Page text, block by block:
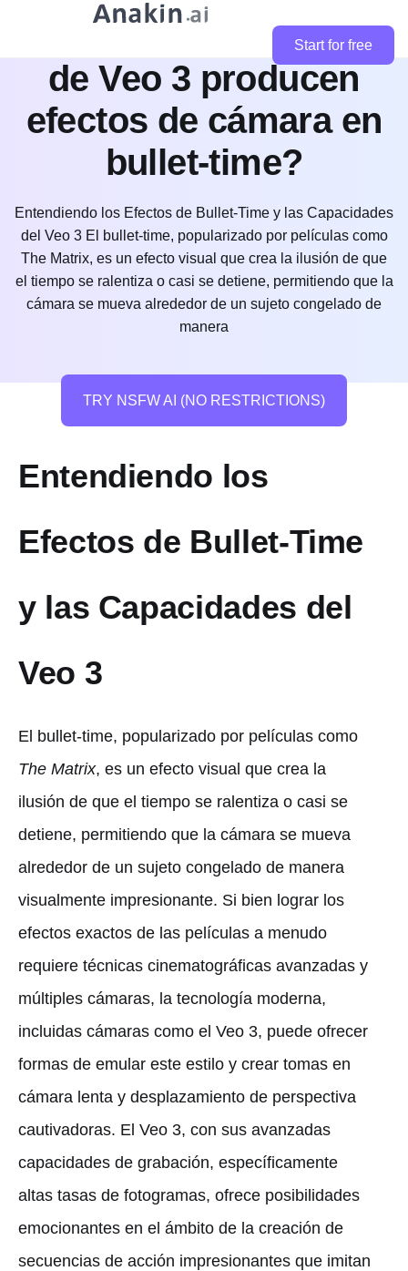
Start for free
¿Qué configuraciones
de Veo 3 producen
efectos de cámara en
bullet-time?
Entendiendo los Efectos de Bullet-Time y las Capacidades
del Veo 3 El bullet-time, popularizado por películas como
The Matrix, es un efecto visual que crea la ilusión de que
el tiempo se ralentiza o casi se detiene, permitiendo que la
cámara se mueva alrededor de un sujeto congelado de
manera
TRY NSFW AI (NO RESTRICTIONS)
Entendiendo los
Efectos de Bullet-Time
y las Capacidades del
Veo 3
El bullet-time, popularizado por películas como
The Matrix, es un efecto visual que crea la
ilusión de que el tiempo se ralentiza o casi se
detiene, permitiendo que la cámara se mueva
alrededor de un sujeto congelado de manera
visualmente impresionante. Si bien lograr los
efectos exactos de las películas a menudo
requiere técnicas cinematográficas avanzadas y
múltiples cámaras, la tecnología moderna,
incluidas cámaras como el Veo 3, puede ofrecer
formas de emular este estilo y crear tomas en
cámara lenta y desplazamiento de perspectiva
cautivadoras. El Veo 3, con sus avanzadas
capacidades de grabación, específicamente
altas tasas de fotogramas, ofrece posibilidades
emocionantes en el ámbito de la creación de
secuencias de acción impresionantes que imitan